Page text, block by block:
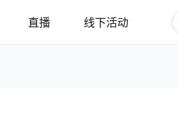
直播 线下活动